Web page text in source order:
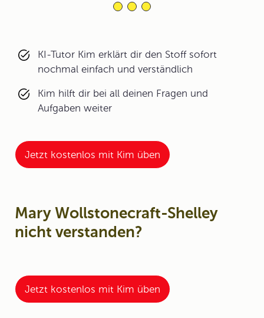
KI-Tutor Kim erklärt dir den Stoff sofort
nochmal einfach und verständlich
Kim hilft dir bei all deinen Fragen und
Aufgaben weiter
Jetzt kostenlos mit Kim üben
Mary Wollstonecraft-Shelley
nicht verstanden?
Jetzt kostenlos mit Kim üben